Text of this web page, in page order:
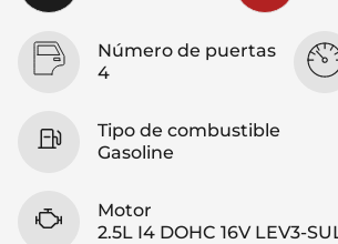
Número de puertas
4
Tipo de combustible
Gasoline
Motor
2.5L I4 DOHC 16V LEV3-